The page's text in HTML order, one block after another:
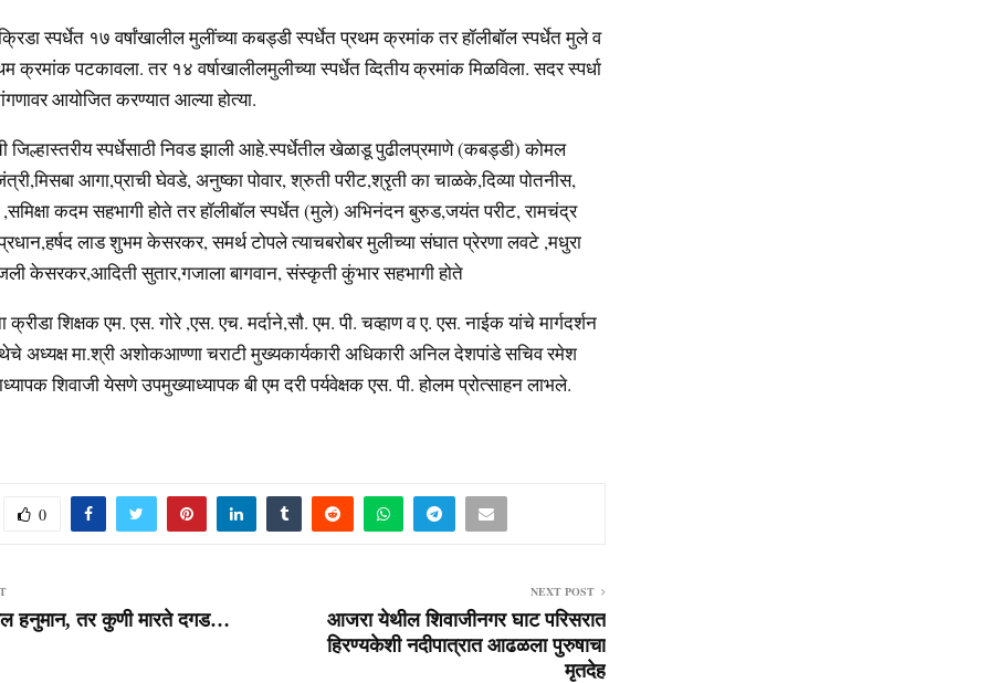
स्पर्धेत १७ वर्षांखालील मुलींच्या कबड्डी स्पर्धेत प्रथम क्रमांक तर हॉलीबॉल स्पर्धेत मुले व
क्रमांक पटकावला. तर १४ वर्षाखालीलमुलीच्या स्पर्धेत व्दितीय क्रमांक मिळविला. सदर स्पर्धा
आयोजित करण्यात आल्या होत्या.
जिल्हास्तरीय स्पर्धेसाठी निवड झाली आहे.स्पर्धेतील खेळाडू पुढीलप्रमाणे (कबड्डी) कोमल
आगा,प्राची घेवडे, अनुष्का पोवार, श्रुती परीट,श्रृती का चाळके,दिव्या पोतनीस,
,समिक्षा कदम सहभागी होते तर हॉलीबॉल स्पर्धेत (मुले) अभिनंदन बुरुड,जयंत परीट, रामचंद्र
लाड शुभम केसरकर, समर्थ टोपले त्याचबरोबर मुलीच्या संघात प्रेरणा लवटे ,मधुरा
केसरकर,आदिती सुतार,गजाला बागवान, संस्कृती कुंभार सहभागी होते
क्रीडा शिक्षक एम. एस. गोरे ,एस. एच. मर्दाने,सौ. एम. पी. चव्हाण व ए. एस. नाईक यांचे मार्गदर्शन
अध्यक्ष मा.श्री अशोकआण्णा चराटी मुख्यकार्यकारी अधिकारी अनिल देशपांडे सचिव रमेश
शिवाजी येसणे उपमुख्याध्यापक बी एम दरी पर्यवेक्षक एस. पी. होलम प्रोत्साहन लाभले.
0
हनुमान, तर कुणी मारते दगड…
NEXT POST
आजरा येथील शिवाजीनगर घाट परिसरात
हिरण्यकेशी नदीपात्रात आढळला पुरुषाचा
मृतदेह